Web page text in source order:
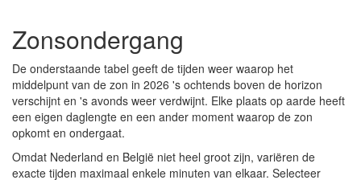
Zonsondergang
De onderstaande tabel geeft de tijden weer waarop het
middelpunt van de zon in 2026 's ochtends boven de horizon
verschijnt en 's avonds weer verdwijnt. Elke plaats op aarde heeft
een eigen daglengte en een ander moment waarop de zon
opkomt en ondergaat.
Omdat Nederland en België niet heel groot zijn, variëren de
exacte tijden maximaal enkele minuten van elkaar. Selecteer